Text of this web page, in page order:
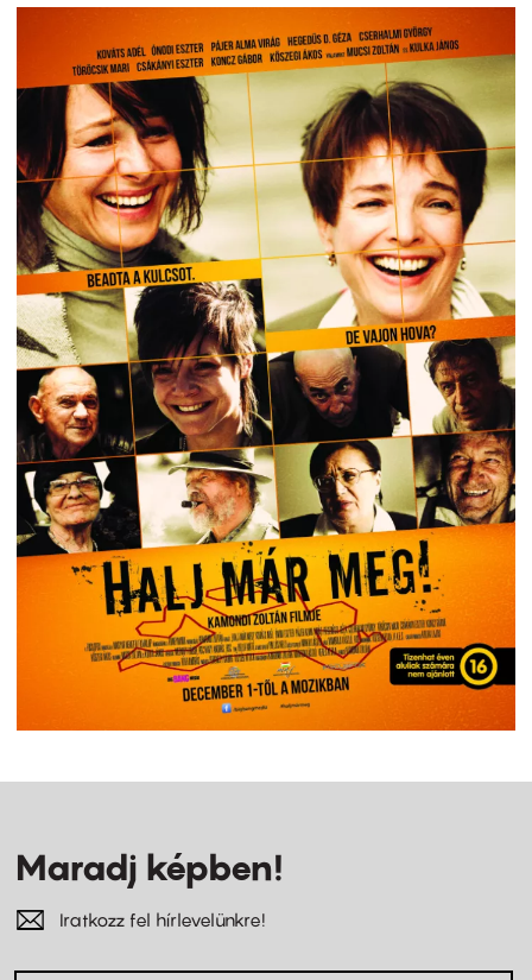
Maradj képben!
Iratkozz fel hírlevelünkre!